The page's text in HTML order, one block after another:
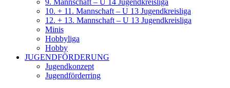
9. Mannschaft – U 14 Jugendkreisliga
10. + 11. Mannschaft – U 13 Jugendkreisliga
12. + 13. Mannschaft – U 13 Jugendkreisliga
Minis
Hobbyliga
Hobby
JUGENDFÖRDERUNG
Jugendkonzept
Jugendförderring